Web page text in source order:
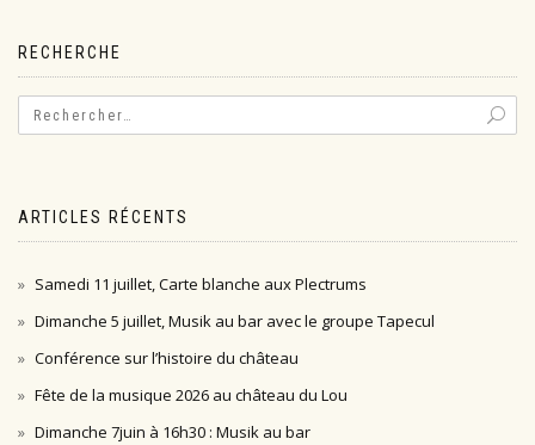
l’article
RECHERCHE
ARTICLES RÉCENTS
Samedi 11 juillet, Carte blanche aux Plectrums
Dimanche 5 juillet, Musik au bar avec le groupe Tapecul
Conférence sur l’histoire du château
Fête de la musique 2026 au château du Lou
Dimanche 7juin à 16h30 : Musik au bar